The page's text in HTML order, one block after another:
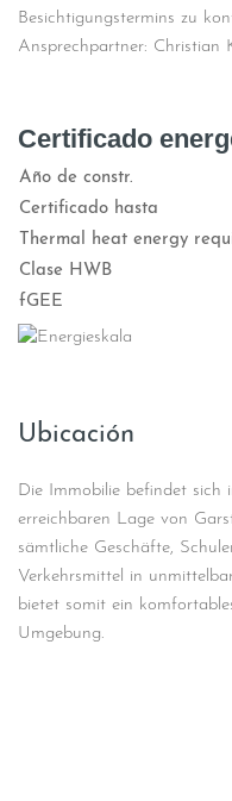
Besichtigungstermins zu
Ansprechpartner: Christian
Certificado
Año de constr.
Certificado hasta
Thermal heat energy
Clase HWB
fGEE
Ubicación
Die Immobilie befindet sich
erreichbaren Lage von
sämtliche Geschäfte,
Verkehrsmittel in
bietet somit ein
Umgebung.